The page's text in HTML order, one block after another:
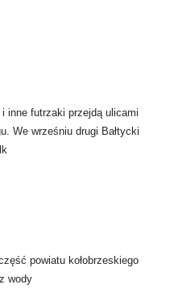
inne futrzaki przejdą ulicami
We wrześniu drugi Bałtycki
powiatu kołobrzeskiego
wody